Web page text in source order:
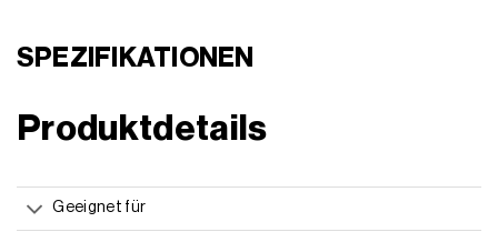
SPEZIFIKATIONEN
Produktdetails
Geeignet für